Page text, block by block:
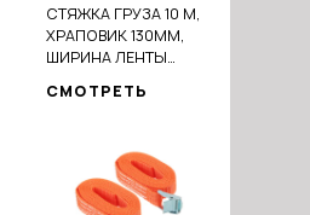
СТЯЖКА ГРУЗА 10 М,
ХРАПОВИК 130ММ,
ШИРИНА ЛЕНТЫ
J-КРЮКИ, , 746-003
СМОТРЕТЬ